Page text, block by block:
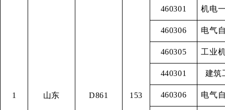
1 山东 D861 153
460301 机电
460306 电气
460305 工业
440301 建筑
460306 电气